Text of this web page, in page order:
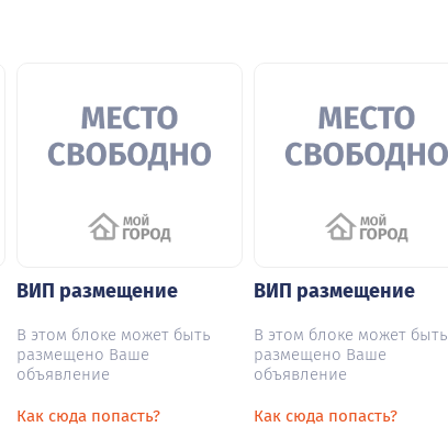
ВИП размещение
В этом блоке может быть
размещено Ваше
объявление
Как сюда попасть?
ВИП размещение
В этом блоке может быть
размещено Ваше
объявление
Как сюда попасть?